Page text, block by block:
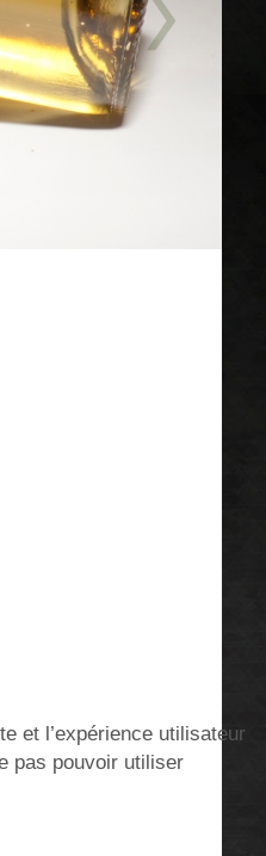
et l’expérience utilisateur
pas pouvoir utiliser